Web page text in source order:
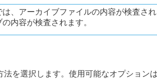
、アーカイブファイルの内容が検査さ
内容が検査されます。
を選択します。使用可能なオプションは